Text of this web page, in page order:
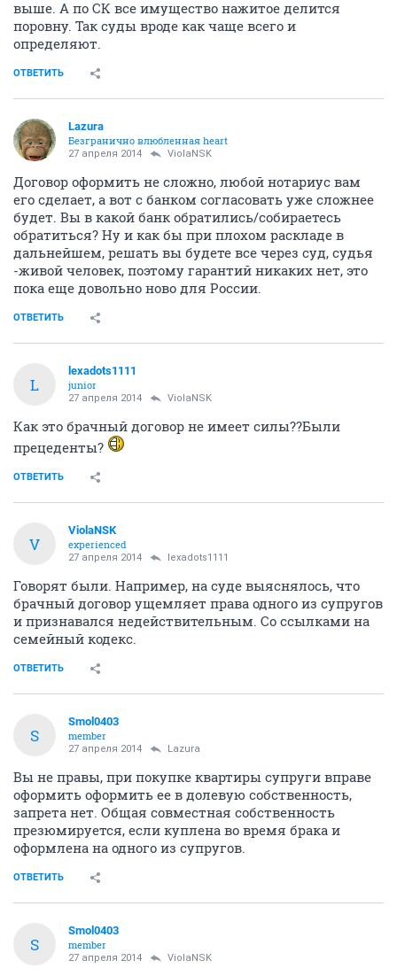
выше. А по СК все имущество нажитое делится
поровну. Так суды вроде как чаще всего и
определяют.
ОТВЕТИТЬ
Lazura
Безгранично влюбленная heart
27 апреля 2014 ViolaNSK
Договор оформить не сложно, любой нотариус вам
его сделает, а вот с банком согласовать уже сложнее
будет. Вы в какой банк обратились/собираетесь
обратиться? Ну и как бы при плохом раскладе в
дальнейшем, решать вы будете все через суд, судья
-живой человек, поэтому гарантий никаких нет, это
пока еще довольно ново для России.
ОТВЕТИТЬ
L
lexadots1111
junior
27 апреля 2014 ViolaNSK
Как это брачный договор не имеет силы??Были
прецеденты?
ОТВЕТИТЬ
V
ViolaNSK
experienced
27 апреля 2014 lexadots1111
Говорят были. Например, на суде выяснялось, что
брачный договор ущемляет права одного из супругов
и признавался недействительным. Со ссылками на
семейный кодекс.
ОТВЕТИТЬ
S
Smol0403
member
27 апреля 2014 Lazura
Вы не правы, при покупке квартиры супруги вправе
оформить оформить ее в долевую собственность,
запрета нет. Общая совместная собственность
презюмируется, если куплена во время брака и
оформлена на одного из супругов.
ОТВЕТИТЬ
S
Smol0403
member
27 апреля 2014 ViolaNSK